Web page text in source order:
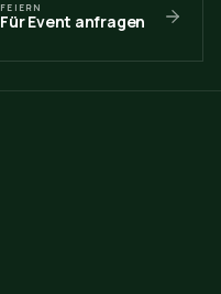
FEIERN
Für Event anfragen